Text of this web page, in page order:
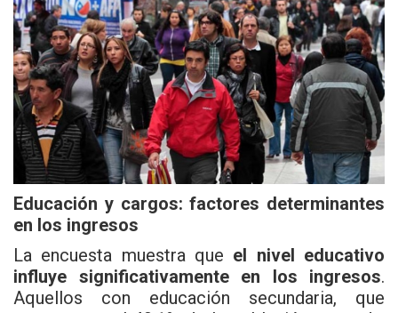
Educación y cargos: factores determinantes
en los ingresos
La encuesta muestra que el nivel educativo
influye significativamente en los ingresos.
Aquellos con educación secundaria, que